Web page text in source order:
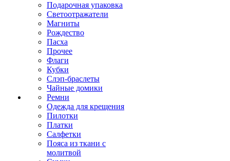
Подарочная упаковка
Светоотражатели
Магниты
Рождество
Пасха
Прочее
Флаги
Кубки
Слэп-браслеты
Чайные домики
Ремни
Одежда для крещения
Пилотки
Платки
Салфетки
Пояса из ткани с
молитвой